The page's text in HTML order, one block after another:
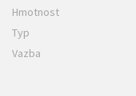
Hmotnost
Typ
Vazba